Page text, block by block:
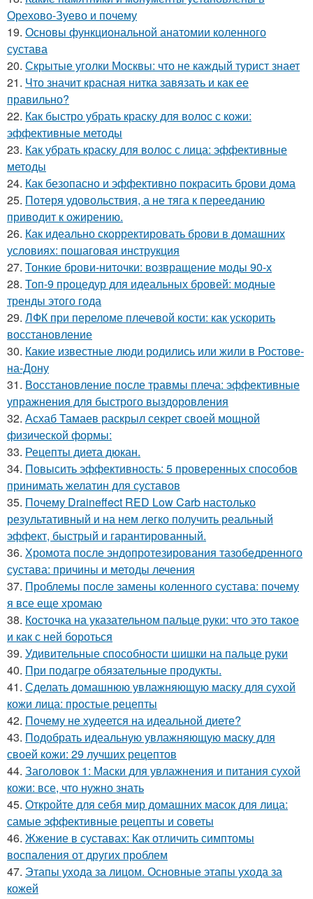
Орехово-Зуево и почему
19. Основы функциональной анатомии коленного
сустава
20. Скрытые уголки Москвы: что не каждый турист знает
21. Что значит красная нитка завязать и как ее
правильно?
22. Как быстро убрать краску для волос с кожи:
эффективные методы
23. Как убрать краску для волос с лица: эффективные
методы
24. Как безопасно и эффективно покрасить брови дома
25. Потеря удовольствия, а не тяга к перееданию
приводит к ожирению.
26. Как идеально скорректировать брови в домашних
условиях: пошаговая инструкция
27. Тонкие брови-ниточки: возвращение моды 90-х
28. Топ-9 процедур для идеальных бровей: модные
тренды этого года
29. ЛФК при переломе плечевой кости: как ускорить
восстановление
30. Какие известные люди родились или жили в Ростове-
на-Дону
31. Восстановление после травмы плеча: эффективные
упражнения для быстрого выздоровления
32. Асхаб Тамаев раскрыл секрет своей мощной
физической формы:
33. Рецепты диета дюкан.
34. Повысить эффективность: 5 проверенных способов
принимать желатин для суставов
35. Почему Draineffect RED Low Carb настолько
результативный и на нем легко получить реальный
эффект, быстрый и гарантированный.
36. Хромота после эндопротезирования тазобедренного
сустава: причины и методы лечения
37. Проблемы после замены коленного сустава: почему
я все еще хромаю
38. Косточка на указательном пальце руки: что это такое
и как с ней бороться
39. Удивительные способности шишки на пальце руки
40. При подагре обязательные продукты.
41. Сделать домашнюю увлажняющую маску для сухой
кожи лица: простые рецепты
42. Почему не худеется на идеальной диете?
43. Подобрать идеальную увлажняющую маску для
своей кожи: 29 лучших рецептов
44. Заголовок 1: Маски для увлажнения и питания сухой
кожи: все, что нужно знать
45. Откройте для себя мир домашних масок для лица:
самые эффективные рецепты и советы
46. Жжение в суставах: Как отличить симптомы
воспаления от других проблем
47. Этапы ухода за лицом. Основные этапы ухода за
кожей